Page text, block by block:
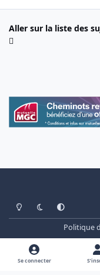
Aller sur la liste des
Light ModeDark ModeSystem
Politique
Se connecter